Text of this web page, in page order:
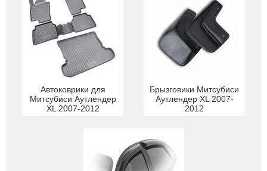
Автоковрики для
Митсубиси Аутлендер
XL 2007-2012
Брызговики Митсубиси
Аутлендер XL 2007-
2012